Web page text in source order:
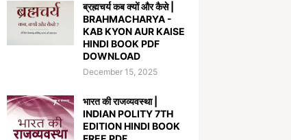
ब्रह्मचर्य कब क्यों और कैसे |
BRAHMACHARYA -
KAB KYON AUR KAISE
HINDI BOOK PDF
DOWNLOAD
December 15, 2025
भारत की राजव्यवस्था |
INDIAN POLITY 7TH
EDITION HINDI BOOK